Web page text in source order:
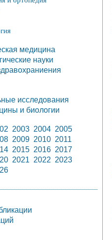
медицина
науки
исследования
и биологии
2003 2004 2005
2009 2010 2011
2015 2016 2017
2021 2022 2023